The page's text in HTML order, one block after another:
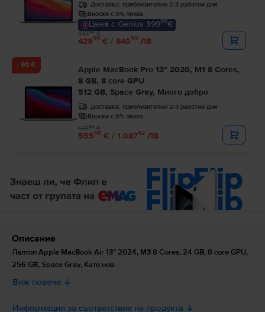
Доставка: приблизително 2-3 работни дни
Вноски с 0% лихва
Цена с Genius 39999€
42999 € / 84099 ЛВ
44399€
- 90 €
Apple MacBook Pro 13″ 2020, M1 8 Cores,
8 GB, 8 core GPU
512 GB, Space Gray, Много добро
Доставка: приблизително 2-3 работни дни
Вноски с 0% лихва
55599 € / 1.08742 ЛВ
64599€
Описание
Лаптоп Apple MacBook Air 13″ 2024, M3 8 Cores, 24 GB, 8 core GPU,
256 GB, Space Gray, Като нов
Виж повече
Информация за съответствие на продукта